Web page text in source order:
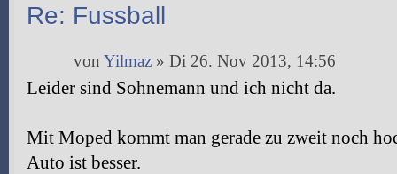
Re: Fussball
von Yilmaz » Di 26. Nov 2013, 14:56
Leider sind Sohnemann und ich nicht da.
Mit Moped kommt man gerade zu zweit noch
Auto ist besser.